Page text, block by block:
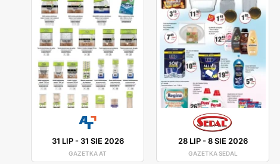
31 LIP- 31 SIE 2026
GAZETKA AT
28 LIP-8 SIE 2026
GAZETKA SEDAL